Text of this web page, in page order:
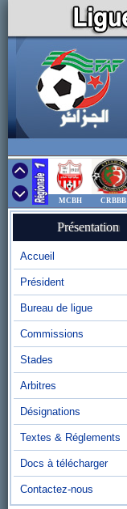
MCBH CRBBB
Présentation
Accueil
Président
Bureau de ligue
Commissions
Stades
Arbitres
Désignations
Textes & Réglements
Docs à télécharger
Contactez-nous